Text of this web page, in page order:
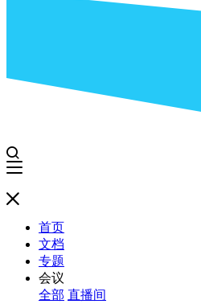
首页
文档
专题
会议
全部 直播间